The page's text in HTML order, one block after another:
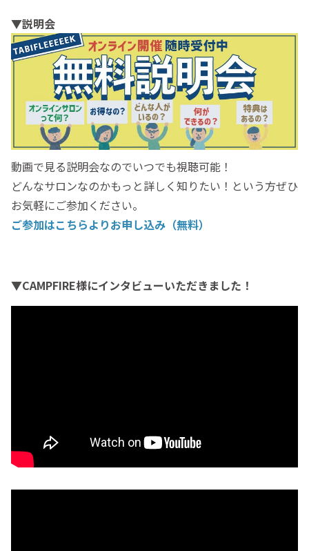
▼説明会
動画で見る説明会なのでいつでも視聴可能！
どんなサロンなのかもっと詳しく知りたい！という方ぜひ
お気軽にご参加ください。
ご参加はこちらよりお申し込み（無料）
▼CAMPFIRE様にインタビューいただきました！